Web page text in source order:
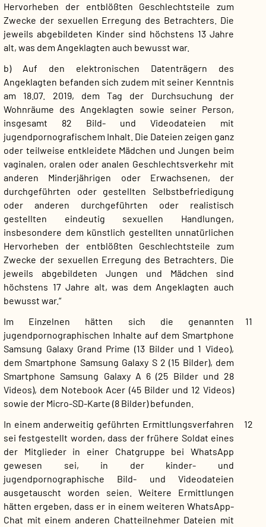
Hervorheben der entblößten Geschlechtsteile zum
Zwecke der sexuellen Erregung des Betrachters. Die
jeweils abgebildeten Kinder sind höchstens 13 Jahre
alt, was dem Angeklagten auch bewusst war.
b) Auf den elektronischen Datenträgern des
Angeklagten befanden sich zudem mit seiner Kenntnis
am 18.07. 2019, dem Tag der Durchsuchung der
Wohnräume des Angeklagten sowie seiner Person,
insgesamt 82 Bild- und Videodateien mit
jugendpornografischem Inhalt. Die Dateien zeigen ganz
oder teilweise entkleidete Mädchen und Jungen beim
vaginalen, oralen oder analen Geschlechtsverkehr mit
anderen Minderjährigen oder Erwachsenen, der
durchgeführten oder gestellten Selbstbefriedigung
oder anderen durchgeführten oder realistisch
gestellten eindeutig sexuellen Handlungen,
insbesondere dem künstlich gestellten unnatürlichen
Hervorheben der entblößten Geschlechtsteile zum
Zwecke der sexuellen Erregung des Betrachters. Die
jeweils abgebildeten Jungen und Mädchen sind
höchstens 17 Jahre alt, was dem Angeklagten auch
bewusst war.“
11
Im Einzelnen hätten sich die genannten
jugendpornographischen Inhalte auf dem Smartphone
Samsung Galaxy Grand Prime (13 Bilder und 1 Video),
dem Smartphone Samsung Galaxy S 2 (15 Bilder), dem
Smartphone Samsung Galaxy A 6 (25 Bilder und 28
Videos), dem Notebook Acer (45 Bilder und 12 Videos)
sowie der Micro-SD-Karte (8 Bilder) befunden.
12
In einem anderweitig geführten Ermittlungsverfahren
sei festgestellt worden, dass der frühere Soldat eines
der Mitglieder in einer Chatgruppe bei WhatsApp
gewesen sei, in der kinder- und
jugendpornographische Bild- und Videodateien
ausgetauscht worden seien. Weitere Ermittlungen
hätten ergeben, dass er in einem weiteren WhatsApp-
Chat mit einem anderen Chatteilnehmer Dateien mit